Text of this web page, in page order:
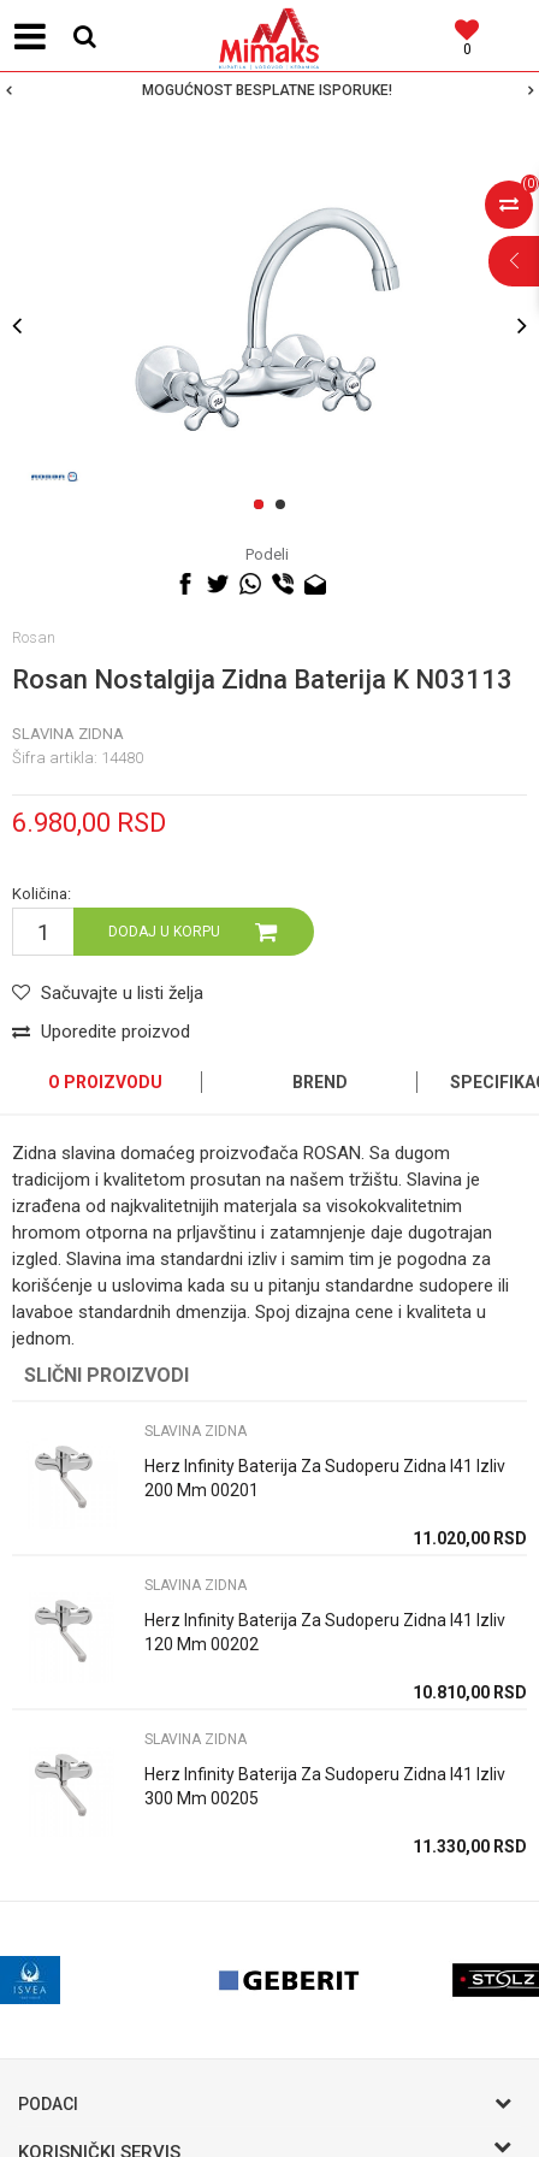
0
MOGUĆNOST BESPLATNE ISPORUKE!
(0)
1 2
Podeli
Rosan
Rosan Nostalgija Zidna Baterija K N03113
SLAVINA ZIDNA
Šifra artikla: 14480
6.980,00 RSD
Količina:
DODAJ U KORPU
Sačuvajte u listi želja
Uporedite proizvod
POMOĆ PRI
KUPOVINI
O PROIZVODU BREND
Zidna slavina domaćeg proizvođača ROSAN. Sa dugom
tradicijom i kvalitetom prosutan na našem tržištu. Slavina je
izrađena od najkvalitetnijih materjala sa visokokvalitetnim
hromom otporna na prljavštinu i zatamnjenje daje dugotrajan
izgled. Slavina ima standardni izliv i samim tim je pogodna za
korišćenje u uslovima kada su u pitanju standardne sudopere ili
lavaboe standardnih dmenzija. Spoj dizajna cene i kvaliteta u
jednom.
Ime/Nadimak
Email
Kategorija
Način ugradnje/Tip Na zid
Uvoznik / proizvodjač
SLIČNI PROIZVODI
SLAVINA ZIDNA
Herz Infinity Baterija Za Sudoperu Zidna I41 Izliv
200 Mm 00201
11.020,00 RSD
SLAVINA ZIDNA
Herz Infinity Baterija Za Sudoperu Zidna I41 Izliv
120 Mm 00202
10.810,00 RSD
SLAVINA ZIDNA
Herz Infinity Baterija Za Sudoperu Zidna I41 Izliv
300 Mm 00205
11.330,00 RSD
PODACI
KORISNIČKI SERVIS